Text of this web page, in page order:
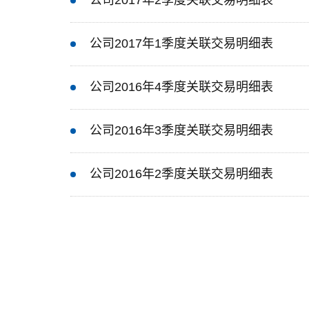
公司2017年1季度关联交易明细表
公司2016年4季度关联交易明细表
公司2016年3季度关联交易明细表
公司2016年2季度关联交易明细表